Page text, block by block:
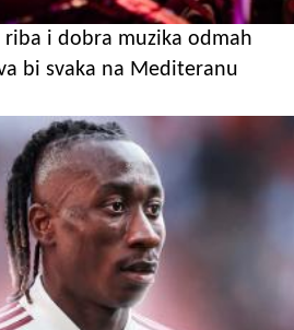
riba i dobra muzika odmah
bi svaka na Mediteranu